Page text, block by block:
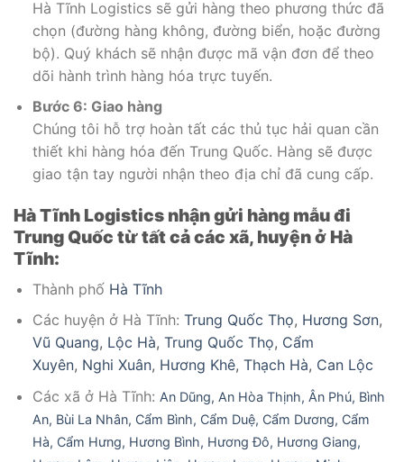
Hà Tĩnh Logistics sẽ gửi hàng theo phương thức đã
chọn (đường hàng không, đường biển, hoặc đường
bộ). Quý khách sẽ nhận được mã vận đơn để theo
dõi hành trình hàng hóa trực tuyến.
Bước 6: Giao hàng
Chúng tôi hỗ trợ hoàn tất các thủ tục hải quan cần
thiết khi hàng hóa đến Trung Quốc. Hàng sẽ được
giao tận tay người nhận theo địa chỉ đã cung cấp.
Hà Tĩnh Logistics nhận gửi hàng mẫu đi
Trung Quốc từ tất cả các xã, huyện ở Hà
Tĩnh:
Thành phố Hà Tĩnh
Các huyện ở Hà Tĩnh: Trung Quốc Thọ, Hương Sơn,
Vũ Quang, Lộc Hà, Trung Quốc Thọ, Cẩm
Xuyên, Nghi Xuân, Hương Khê, Thạch Hà, Can Lộc
Các xã ở Hà Tĩnh: An Dũng, An Hòa Thịnh, Ân Phú, Bình
An, Bùi La Nhân, Cẩm Bình, Cẩm Duệ, Cẩm Dương, Cẩm
Hà, Cẩm Hưng, Hương Bình, Hương Đô, Hương Giang,